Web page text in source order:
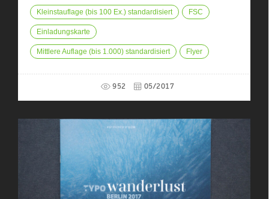
Kleinstauflage (bis 100 Ex.) standardisiert FSC
Einladungskarte
Mittlere Auflage (bis 1.000) standardisiert Flyer
952 05/2017